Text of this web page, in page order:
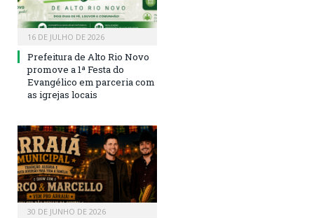
16 DE JULHO DE 2026
Prefeitura de Alto Rio Novo
promove a 1ª Festa do
Evangélico em parceria com
as igrejas locais
30 DE JUNHO DE 2026